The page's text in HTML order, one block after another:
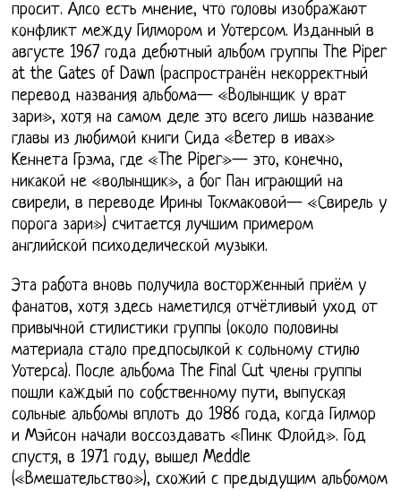
просит. Алсо есть мнение, что головы изображают
конфликт между Гилмором и Уотерсом. Изданный в
августе 1967 года дебютный альбом группы The Piper
at the Gates of Dawn (распространён некорректный
перевод названия альбома— «Волынщик у врат
зари», хотя на самом деле это всего лишь название
главы из любимой книги Сида «Ветер в ивах»
Кеннета Грэма, где «The Piper»— это, конечно,
никакой не «волынщик», а бог Пан играющий на
свирели, в переводе Ирины Токмаковой— «Свирель у
порога зари») считается лучшим примером
английской психоделической музыки.
Эта работа вновь получила восторженный приём у
фанатов, хотя здесь наметился отчётливый уход от
привычной стилистики группы (около половины
материала стало предпосылкой к сольному стилю
Уотерса). После альбома The Final Cut члены группы
пошли каждый по собственному пути, выпуская
сольные альбомы вплоть до 1986 года, когда Гилмор
и Мэйсон начали воссоздавать «Пинк Флойд». Год
спустя, в 1971 году, вышел Meddle
(«Вмешательство»), схожий с предыдущим альбомом